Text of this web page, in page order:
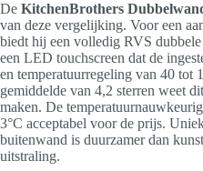
De KitchenBrothers
van deze vergelijking. Voor een
biedt hij een volledig RVS
een LED touchscreen dat de
en temperatuurregeling van 40 tot
gemiddelde van 4,2 sterren weet
maken. De
3°C acceptabel voor de prijs.
buitenwand is duurzamer dan
uitstraling.